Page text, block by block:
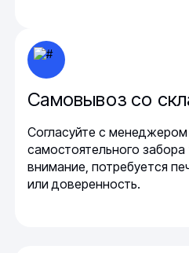
Самовывоз со
Согласуйте с
самостоятельного
внимание, потребуется
или доверенность.